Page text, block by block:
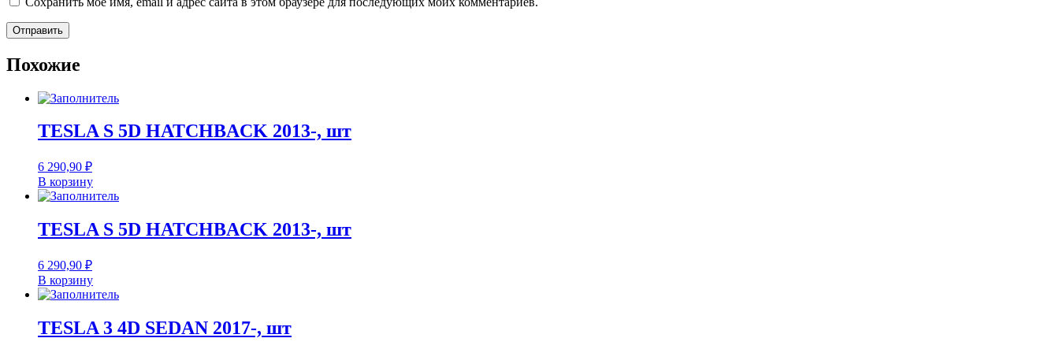
Похожие
TESLA S 5D HATCHBACK 2013-, шт
6 290,90 ₽
В корзину
TESLA S 5D HATCHBACK 2013-, шт
6 290,90 ₽
В корзину
TESLA 3 4D SEDAN 2017-, шт